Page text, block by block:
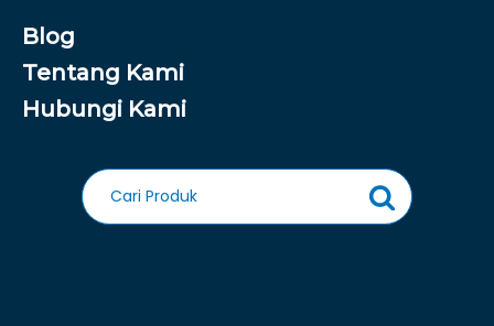
Blog
Tentang Kami
Hubungi Kami